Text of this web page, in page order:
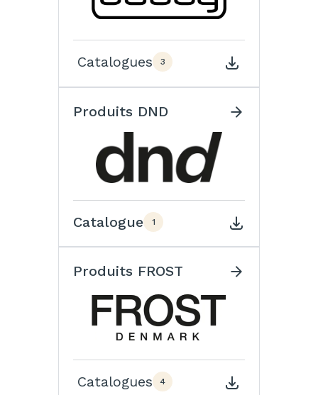
Catalogues 3
Produits DND
Catalogue 1
Produits FROST
Catalogues 4